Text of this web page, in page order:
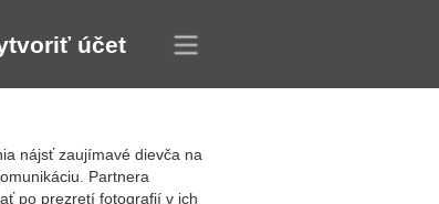
účet
nájsť zaujímavé dievča na
Partnera
po prezretí fotografií v ich